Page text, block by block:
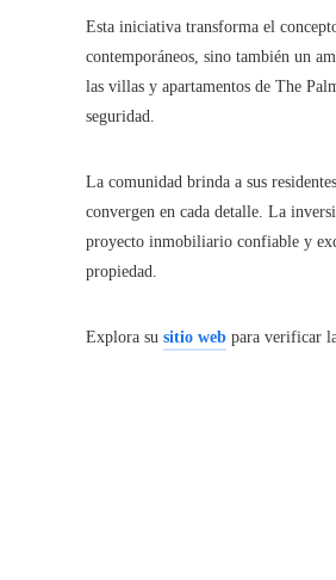
Esta iniciativa transforma el
contemporáneos, sino también un
las villas y apartamentos de The
seguridad.
La comunidad brinda a sus
convergen en cada detalle. La
proyecto inmobiliario confiable y
propiedad.
Explora su sitio web para verificar